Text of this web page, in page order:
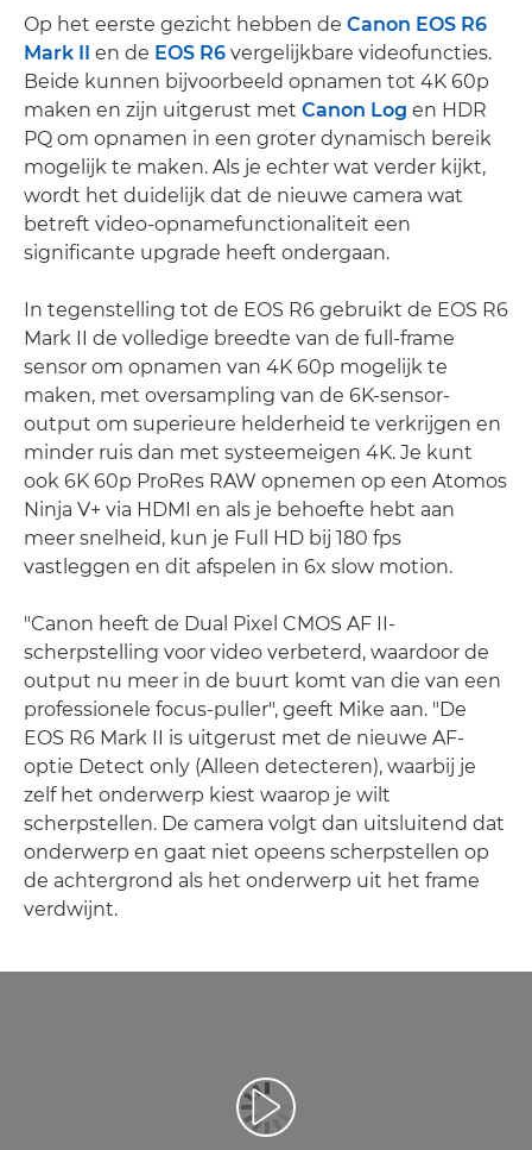
Op het eerste gezicht hebben de Canon EOS R6
Mark II en de EOS R6 vergelijkbare videofuncties.
Beide kunnen bijvoorbeeld opnamen tot 4K 60p
maken en zijn uitgerust met Canon Log en HDR
PQ om opnamen in een groter dynamisch bereik
mogelijk te maken. Als je echter wat verder kijkt,
wordt het duidelijk dat de nieuwe camera wat
betreft video-opnamefunctionaliteit een
significante upgrade heeft ondergaan.
In tegenstelling tot de EOS R6 gebruikt de EOS R6
Mark II de volledige breedte van de full-frame
sensor om opnamen van 4K 60p mogelijk te
maken, met oversampling van de 6K-sensor-
output om superieure helderheid te verkrijgen en
minder ruis dan met systeemeigen 4K. Je kunt
ook 6K 60p ProRes RAW opnemen op een Atomos
Ninja V+ via HDMI en als je behoefte hebt aan
meer snelheid, kun je Full HD bij 180 fps
vastleggen en dit afspelen in 6x slow motion.
"Canon heeft de Dual Pixel CMOS AF II-
scherpstelling voor video verbeterd, waardoor de
output nu meer in de buurt komt van die van een
professionele focus-puller", geeft Mike aan. "De
EOS R6 Mark II is uitgerust met de nieuwe AF-
optie Detect only (Alleen detecteren), waarbij je
zelf het onderwerp kiest waarop je wilt
scherpstellen. De camera volgt dan uitsluitend dat
onderwerp en gaat niet opeens scherpstellen op
de achtergrond als het onderwerp uit het frame
verdwijnt.
Video afspelen